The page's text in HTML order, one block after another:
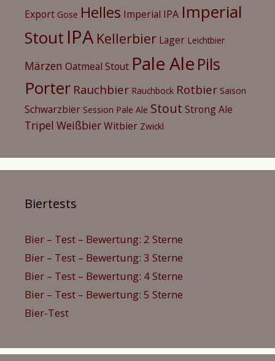
Export Gose Helles Imperial IPA Imperial
Stout IPA Kellerbier Lager Leichtbier
Märzen Oatmeal Stout Pale Ale Pils
Porter Rauchbier Rauchbock Rotbier Saison
Schwarzbier Session Pale Ale Stout Strong Ale
Tripel WeißbierWitbier Zwickl
Biertests
Bier – Test – Bewertung: 2 Sterne
Bier – Test – Bewertung: 3 Sterne
Bier – Test – Bewertung: 4 Sterne
Bier – Test – Bewertung: 5 Sterne
Bier-Test